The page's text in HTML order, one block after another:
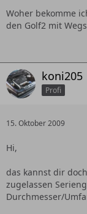
Woher bekomme
den Golf2 mit
koni205
Profi
15. Oktober 2009
Hi,
das kannst dir
zugelassen
Durchmesser/